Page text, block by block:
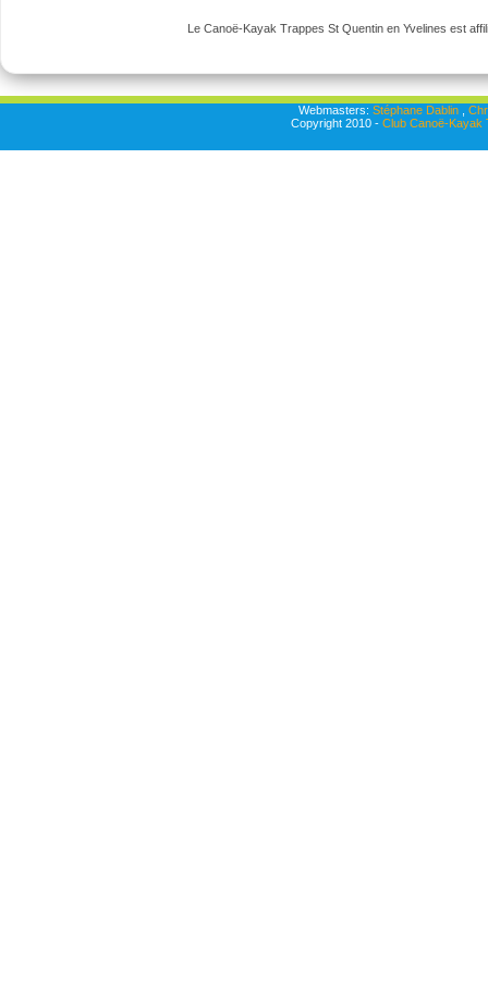
Le Canoë-Kayak Trappes St Quentin en Yvelines est
Webmasters: Stéphane Dablin,
Copyright 2010 - Club Canoë-Kayak